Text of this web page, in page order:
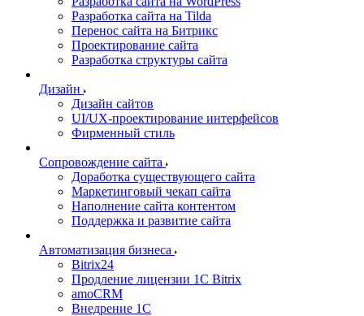
Разработка сайта на Tilda
Перенос сайта на Битрикс
Проектирование сайта
Разработка структуры сайта
Дизайн
Дизайн сайтов
UI/UX-проектирование интерфейсов
Фирменный стиль
Сопровождение сайта
Доработка существующего сайта
Маркетинговый чекап сайта
Наполнение сайта контентом
Поддержка и развитие сайта
Автоматизация бизнеса
Bitrix24
Продление лицензии 1C Bitrix
amoCRM
Внедрение 1C